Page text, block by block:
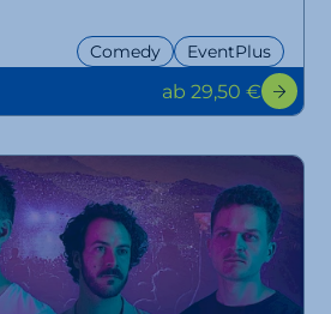
Comedy EventPlus
ab 29,50 €